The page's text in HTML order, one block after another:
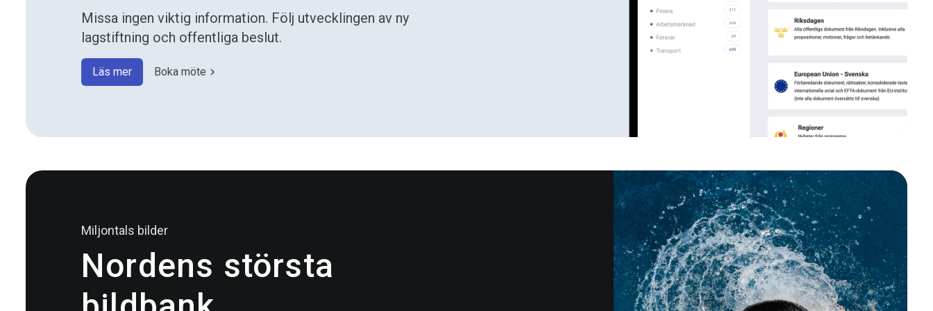
Missa ingen viktig information. Följ utvecklingen av ny
lagstiftning och offentliga beslut.
Läs mer Boka möte chevron_right
Miljontals bilder
Nordens största